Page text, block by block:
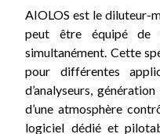
AIOLOS est le diluteur-
peut être équipé de
simultanément. Cette
pour différentes
d’analyseurs,
d’une atmosphère
logiciel dédié et